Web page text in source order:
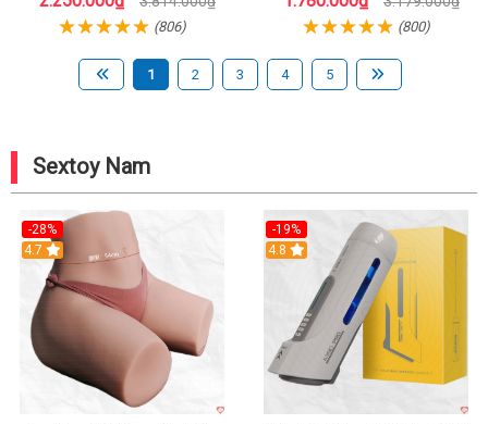
(806) (800)
1 2 3 4 5
Sextoy Nam
-28%
4.7
-19%
Hot
4.8